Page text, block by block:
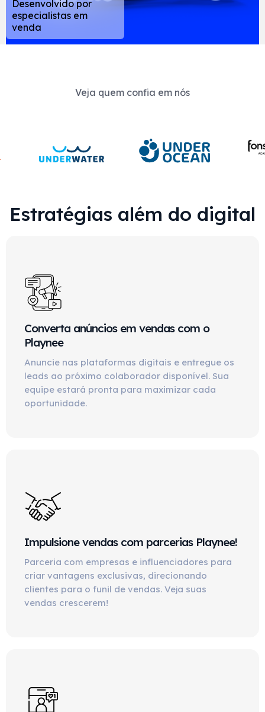
Desenvolvido por
especialistas em
venda
Veja quem confia em nós
Estratégias além do digital
Converta anúncios em vendas com o
Playnee
Anuncie nas plataformas digitais e entregue os
leads ao próximo colaborador disponível. Sua
equipe estará pronta para maximizar cada
oportunidade.
Impulsione vendas com parcerias Playnee!
Parceria com empresas e influenciadores para
criar vantagens exclusivas, direcionando
clientes para o funil de vendas. Veja suas
vendas crescerem!